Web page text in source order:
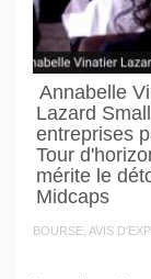
Annabelle
Lazard
entreprises
Tour
mérite le
Midcaps
BOURSE, AVIS